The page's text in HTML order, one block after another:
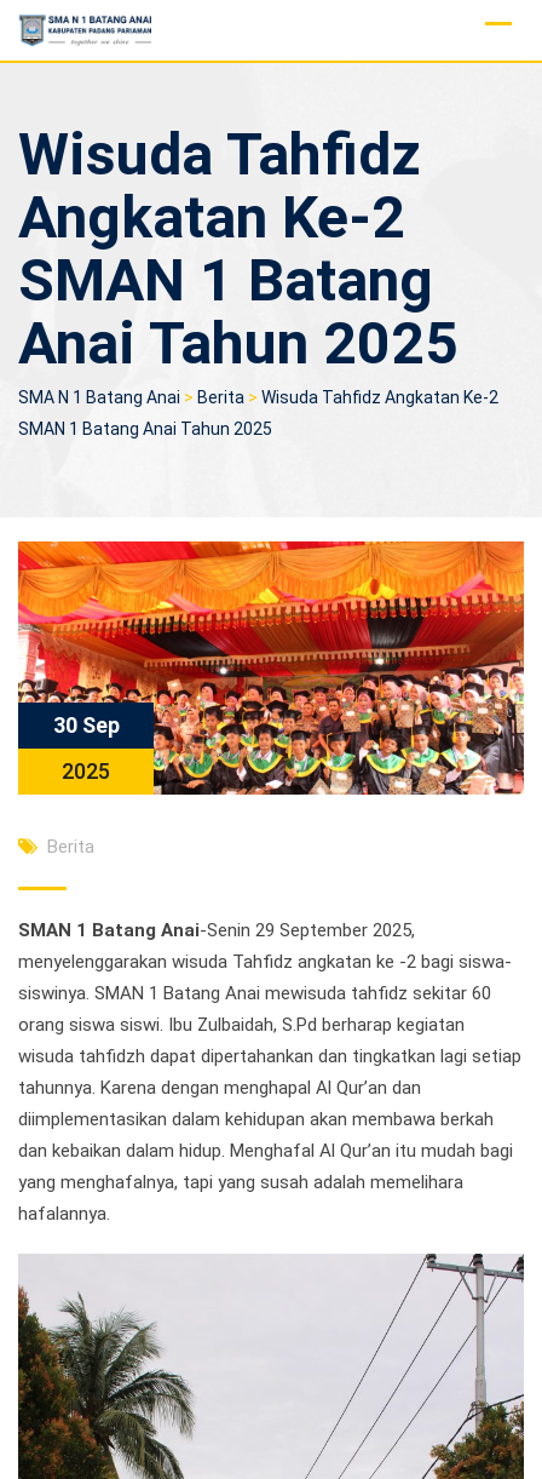
Skip
Wisuda Tahfidz
Angkatan Ke-2
SMAN 1 Batang
Anai Tahun 2025
SMA N 1 Batang Anai > Berita > Wisuda Tahfidz Angkatan Ke-2
SMAN 1 Batang Anai Tahun 2025
30 Sep
2025
Berita
SMAN 1 Batang Anai-Senin 29 September 2025,
menyelenggarakan wisuda Tahfidz angkatan ke -2 bagi siswa-
siswinya. SMAN 1 Batang Anai mewisuda tahfidz sekitar 60
orang siswa siswi. Ibu Zulbaidah, S.Pd berharap kegiatan
wisuda tahfidzh dapat dipertahankan dan tingkatkan lagi setiap
tahunnya. Karena dengan menghapal Al Qur’an dan
diimplementasikan dalam kehidupan akan membawa berkah
dan kebaikan dalam hidup. Menghafal Al Qur’an itu mudah bagi
yang menghafalnya, tapi yang susah adalah memelihara
hafalannya.